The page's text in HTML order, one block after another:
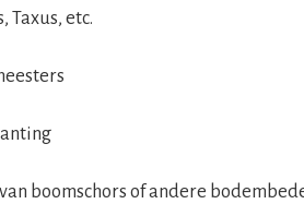
Taxus, etc.
boomschors of andere